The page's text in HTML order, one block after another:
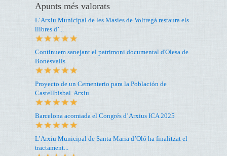
Apunts més valorats
L’Arxiu Municipal de les Masies de Voltregà restaura els
llibres d’...
Continuem sanejant el patrimoni documental d'Olesa de
Bonesvalls
Proyecto de un Cementerio para la Población de
Castellbisbal. Arxiu...
Barcelona acomiada el Congrés d’Arxius ICA 2025
L’Arxiu Municipal de Santa Maria d’Oló ha finalitzat el
tractament...